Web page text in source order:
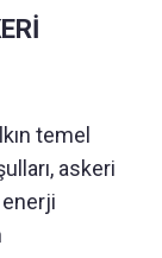
temel
askeri